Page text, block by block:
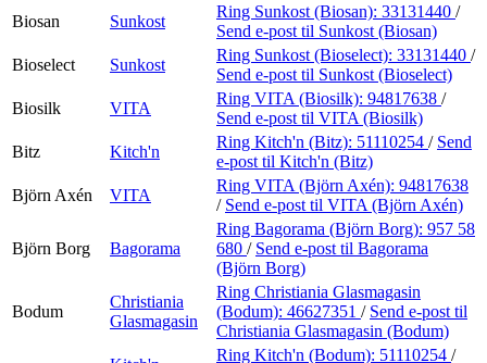
Biosan
Sunkost
Ring Sunkost (Biosan): 33131440 /
Send e-post til Sunkost (Biosan)
Bioselect
Sunkost
Ring Sunkost (Bioselect): 33131440 /
Send e-post til Sunkost (Bioselect)
Biosilk
VITA
Ring VITA (Biosilk): 94817638 /
Send e-post til VITA (Biosilk)
Bitz
Kitch'n
Ring Kitch'n (Bitz): 51110254 / Send
e-post til Kitch'n (Bitz)
Björn Axén
VITA
Ring VITA (Björn Axén): 94817638
/ Send e-post til VITA (Björn Axén)
Björn Borg Bagorama
Ring Bagorama (Björn Borg): 957 58
680 / Send e-post til Bagorama
(Björn Borg)
Bodum
Christiania
Glasmagasin
Ring Christiania Glasmagasin
(Bodum): 46627351 / Send e-post til
Christiania Glasmagasin (Bodum)
Ring Kitch'n (Bodum): 51110254 /